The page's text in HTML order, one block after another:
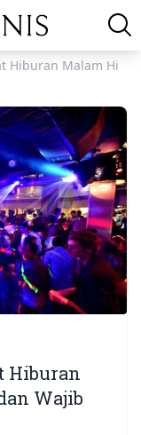
Hiburan Malam
Hiburan
Wajib